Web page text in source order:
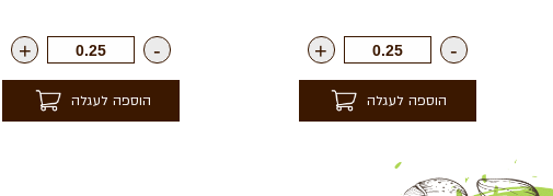
-
+
הוספה לעגלה
-
+
הוספה לעגלה